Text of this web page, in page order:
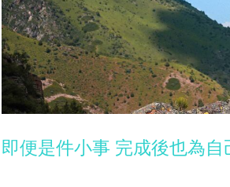
即便是件小事 完成後也為自